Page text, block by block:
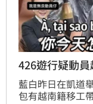
426遊行疑動
藍白昨日在凱道
包有越南籍移工